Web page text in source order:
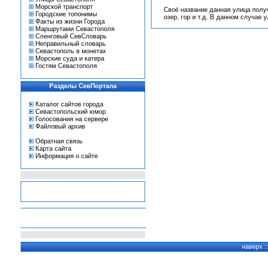
Морской транспорт
Городские топонимы
Факты из жизни Города
Маршрутами Севастополя
Сленговый СевСловарь
Неправильный словарь
Севастополь в монетах
Морские суда и катера
Гостям Севастополя
Разделы СевПортала
Каталог сайтов города
Севастопольский юмор
Голосования на сервере
Файловый архив
Обратная связь
Карта сайта
Информация о сайте
Своё название данная улица
озер, гор и т.д. В данном случае
наверх